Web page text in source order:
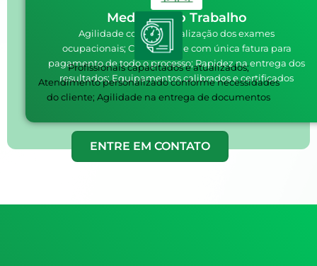
Medicina do Trabalho
Agilidade com a centralização dos exames
ocupacionais; Comodidade com única fatura para
pagamento de todo o processo; Rapidez na entrega dos
resultados; Equipamentos calibrados e certificados
Profissionais capacitados e atualizados;
Atendimento personalizado conforme necessidades
do cliente; Agilidade na entrega de documentos
ENTRE EM CONTATO